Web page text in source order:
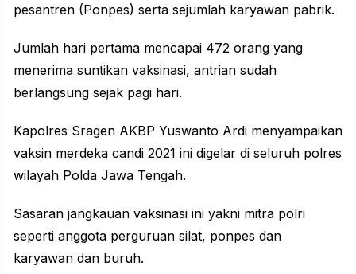
pesantren (Ponpes) serta sejumlah karyawan pabrik.
Jumlah hari pertama mencapai 472 orang yang
menerima suntikan vaksinasi, antrian sudah
berlangsung sejak pagi hari.
Kapolres Sragen AKBP Yuswanto Ardi menyampaikan
vaksin merdeka candi 2021 ini digelar di seluruh polres
wilayah Polda Jawa Tengah.
Sasaran jangkauan vaksinasi ini yakni mitra polri
seperti anggota perguruan silat, ponpes dan
karyawan dan buruh.